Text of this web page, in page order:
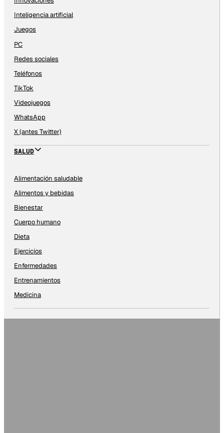
Inteligencia artificial
Juegos
PC
Redes sociales
Teléfonos
TikTok
Videojuegos
WhatsApp
X (antes Twitter)
SALUD
Alimentación saludable
Alimentos y bebidas
Bienestar
Cuerpo humano
Dieta
Ejercicios
Enfermedades
Entrenamientos
Medicina